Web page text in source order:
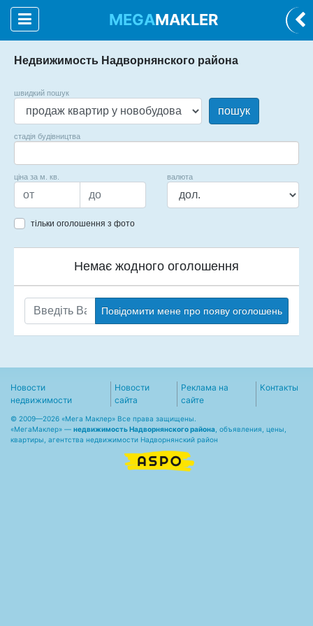
MEGAMAKLER
Недвижимость Надворнянского района
швидкий пошук
пошук
стадія будівництва
ціна за м. кв. валюта
тільки оголошення з фото
Немає жодного оголошення
Повідомити мене про появу оголошень
Новости
недвижимости
Новости
сайта
Реклама на
сайте
Контакты
© 2009—2026 «Мега Маклер» Все права защищены.
«МегаМаклер» — недвижимость Надворнянского района , объявления, цены,
квартиры, агентства недвижимости Надворнянский район